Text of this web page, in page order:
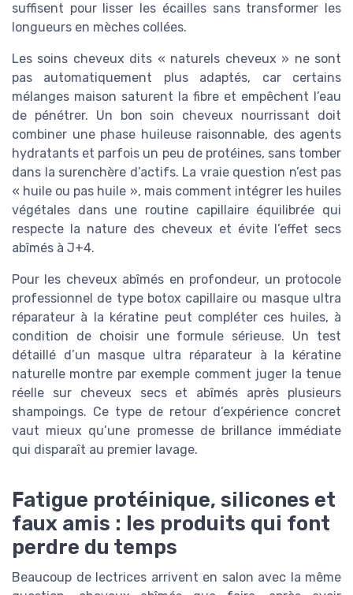
suffisent pour lisser les écailles sans transformer les
longueurs en mèches collées.
Les soins cheveux dits « naturels cheveux » ne sont
pas automatiquement plus adaptés, car certains
mélanges maison saturent la fibre et empêchent l’eau
de pénétrer. Un bon soin cheveux nourrissant doit
combiner une phase huileuse raisonnable, des agents
hydratants et parfois un peu de protéines, sans tomber
dans la surenchère d’actifs. La vraie question n’est pas
« huile ou pas huile », mais comment intégrer les huiles
végétales dans une routine capillaire équilibrée qui
respecte la nature des cheveux et évite l’effet secs
abîmés à J+4.
Pour les cheveux abîmés en profondeur, un protocole
professionnel de type botox capillaire ou masque ultra
réparateur à la kératine peut compléter ces huiles, à
condition de choisir une formule sérieuse. Un test
détaillé d’un masque ultra réparateur à la kératine
naturelle montre par exemple comment juger la tenue
réelle sur cheveux secs et abîmés après plusieurs
shampoings. Ce type de retour d’expérience concret
vaut mieux qu’une promesse de brillance immédiate
qui disparaît au premier lavage.
Fatigue protéinique, silicones et
faux amis : les produits qui font
perdre du temps
Beaucoup de lectrices arrivent en salon avec la même